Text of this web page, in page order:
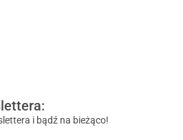
i bądź na bieżąco!